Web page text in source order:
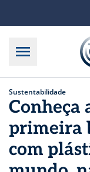
Sustentabilidade
Conheça
primeira
com